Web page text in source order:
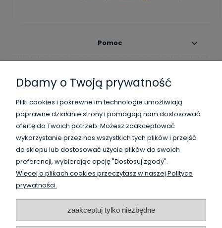
Pomoc
Informacje
O nas
WysokiSklad.pl jest własnością firmy Vanguard Poland
www.vanguardpoland.com
Dbamy o Twoją prywatność
Pliki cookies i pokrewne im technologie umożliwiają
poprawne działanie strony i pomagają nam dostosować
ofertę do Twoich potrzeb. Możesz zaakceptować
wykorzystanie przez nas wszystkich tych plików i przejść
do sklepu lub dostosować użycie plików do swoich
preferencji, wybierając opcję "Dostosuj zgody".
Więcej o plikach cookies przeczytasz w naszej Polityce
prywatności.
zaakceptuj tylko niezbędne